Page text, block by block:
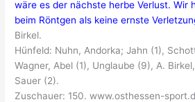
wäre es der nächste herbe Verlust. Wir
beim Röntgen als keine ernste
Birkel.
Hünfeld: Nuhn, Andorka; Jahn (1),
Wagner, Abel (1), Unglaube (9), A.
Sauer (2).
Zuschauer: 150. www.osthessen-